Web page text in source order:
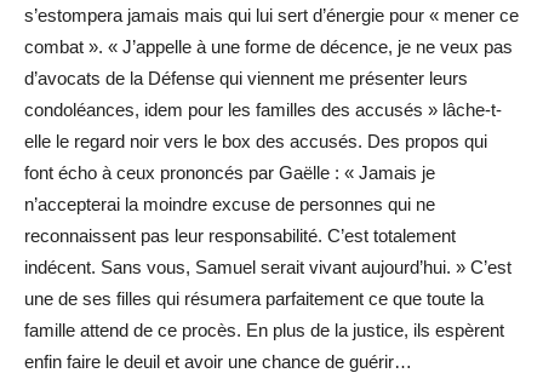
s’estompera jamais mais qui lui sert d’énergie pour « mener ce
combat ». « J’appelle à une forme de décence, je ne veux pas
d’avocats de la Défense qui viennent me présenter leurs
condoléances, idem pour les familles des accusés » lâche-t-
elle le regard noir vers le box des accusés. Des propos qui
font écho à ceux prononcés par Gaëlle : « Jamais je
n’accepterai la moindre excuse de personnes qui ne
reconnaissent pas leur responsabilité. C’est totalement
indécent. Sans vous, Samuel serait vivant aujourd’hui. » C’est
une de ses filles qui résumera parfaitement ce que toute la
famille attend de ce procès. En plus de la justice, ils espèrent
enfin faire le deuil et avoir une chance de guérir…